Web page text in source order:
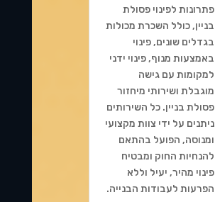
פתרונות לפינוי פסולת
בניין, כולל השכרת מכולות
בגדלים שונים, פינוי
באמצעות מנוף, פינוי ידני
למקומות עם גישה
מוגבלת ושירותי מיחזור
פסולת בניין. כל השירותים
ניתנים על ידי צוות מקצועי
ומנוסה, הפועל בהתאם
להנחיות החוק ומבטיח
פינוי מהיר, יעיל וללא
הפרעות לעבודות הבנייה.